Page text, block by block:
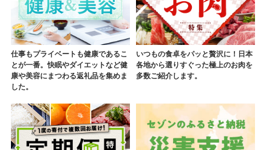
仕事もプライベートも健康であるこ
とが一番。快眠やダイエットなど健
康や美容にまつわる返礼品を集めま
した。
いつもの食卓をパッと贅沢に！日本
各地から選りすぐった極上のお肉を
多数ご紹介します。